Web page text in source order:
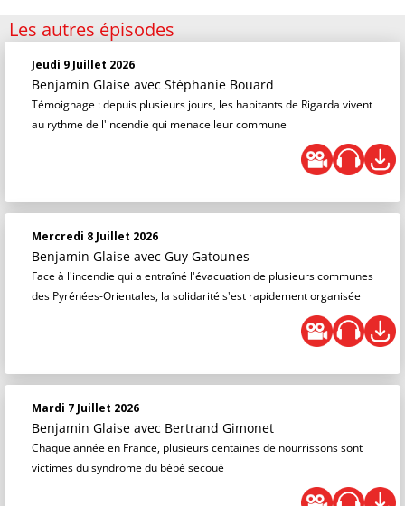
Les autres épisodes
Jeudi 9 Juillet 2026
Benjamin Glaise avec Stéphanie Bouard
Témoignage : depuis plusieurs jours, les habitants de Rigarda vivent
au rythme de l'incendie qui menace leur commune
Mercredi 8 Juillet 2026
Benjamin Glaise avec Guy Gatounes
Face à l'incendie qui a entraîné l'évacuation de plusieurs communes
des Pyrénées-Orientales, la solidarité s'est rapidement organisée
Mardi 7 Juillet 2026
Benjamin Glaise avec Bertrand Gimonet
Chaque année en France, plusieurs centaines de nourrissons sont
victimes du syndrome du bébé secoué